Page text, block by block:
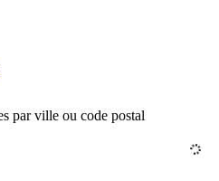
par ville ou code postal